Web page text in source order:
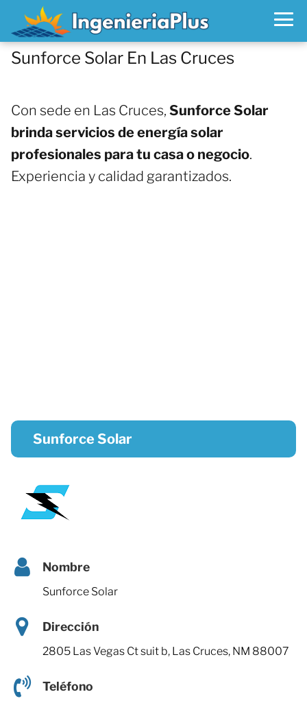
Sunforce Solar En Las Cruces
Con sede en Las Cruces, Sunforce Solar
brinda servicios de energía solar
profesionales para tu casa o negocio.
Experiencia y calidad garantizados.
Sunforce Solar
Nombre
Sunforce Solar
Dirección
2805 Las Vegas Ct suit b, Las Cruces, NM 88007
Teléfono